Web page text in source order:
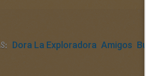
Dora La Exploradora Amigos